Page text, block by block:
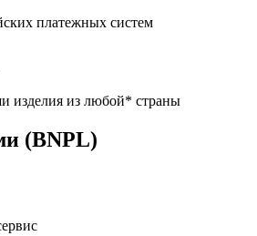
платежных систем
изделия из любой* страны
(BNPL)